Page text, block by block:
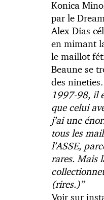
Konica
par le
Alex Dias
en mimant
le maillot
Beaune se
des nineties.
1997-98, il
que celui
j’ai une
tous les
l’ASSE,
rares. Mais
(rires.)”
Voir sur